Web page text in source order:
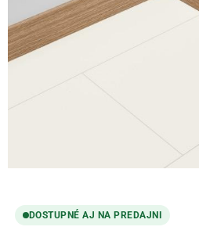
DOSTUPNÉ AJ NA PREDAJNI